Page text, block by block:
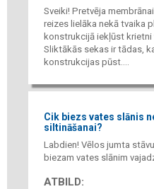
Sveiki! Pretvēja
reizes lielāka nekā tvaika
konstrukcijā iekļūst krietni
Sliktākās sekas ir tādas,
konstrukcijas pūst....
Cik biezs vates slānis
siltināšanai?
Labdien! Vēlos jumta
biezam vates slānim
ATBILD: